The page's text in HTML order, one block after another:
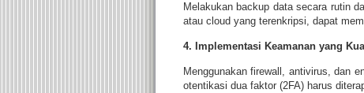
Melakukan backup data secara rutin
atau cloud yang terenkripsi, dapat
4. Implementasi Keamanan yang
Menggunakan firewall, antivirus, dan
otentikasi dua faktor (2FA) harus